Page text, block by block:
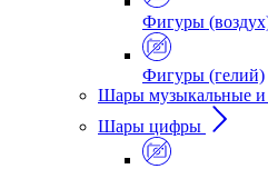
Фигуры
Фигуры (гелий)
Шары музыкальные и
Шары цифры